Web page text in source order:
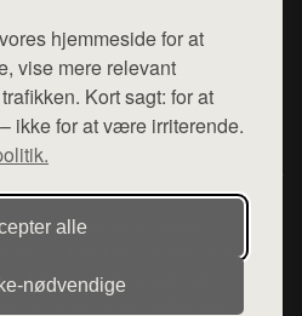
hjemmeside for at
vise mere relevant
Kort sagt: for at
ikke for at være irriterende.
alle
Mail: hej@want.dk
Cookie- og privatlivspolitik
der udgiver en række
af forskellige produkter fra
ikke varer fra denne side - vi
varen. Vi har heller ikke